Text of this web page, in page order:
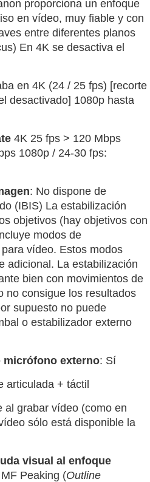
proporciona un enfoque
en vídeo, muy fiable y con
entre diferentes planos
En 4K se desactiva el
en 4K (24 / 25 fps) [recorte
desactivado] 1080p hasta
4K 25 fps > 120 Mbps
1080p / 24-30 fps:
: No dispone de
(IBIS) La estabilización
objetivos (hay objetivos con
modos de
vídeo. Estos modos
adicional. La estabilización
bien con movimientos de
no consigue los resultados
supuesto no puede
o estabilizador externo
micrófono externo: Sí
articulada + táctil
al grabar vídeo (como en
sólo está disponible la
visual al enfoque
Peaking (Outline